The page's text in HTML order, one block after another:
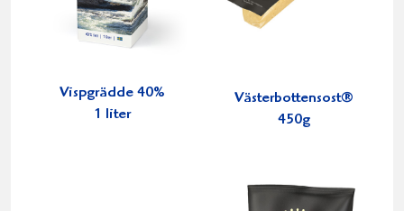
Vispgrädde 40%
1 liter
Västerbottensost®
450g